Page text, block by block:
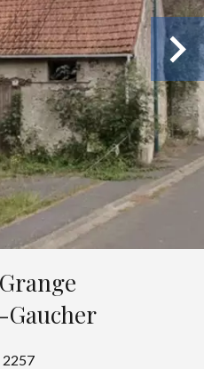
Gaucher
2257